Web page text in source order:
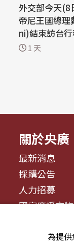
外交部今天(8
帝尼王國總
ni)結束訪台
3年11月就任
1 天
關於央廣
最新消息
採購公告
人力招募
國家廣播文
為提